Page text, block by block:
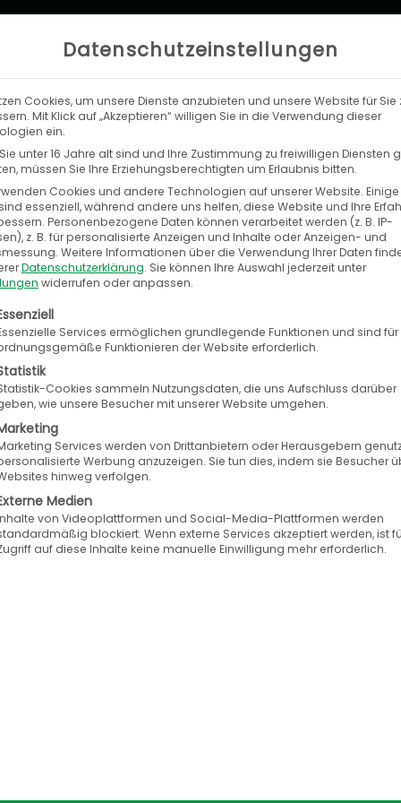
LEISTUNGEN UNTERNEHMEN
GmbH
Center eBusiness & Portale der
fokussiert sich auf den Aufbau
sowie im Automobilteilehandel (neu und
CMS, Shop/PartShop, RecyclerEdition,
Teilehandel das volle Spektrum der
Zusammenarbeit konnten viele
KUMAsoft GmbH
Datenschutzeinstellungen
Cookies, um unsere Dienste anzubieten und unsere Website für Sie
Mit Klick auf „Akzeptieren“ willigen Sie in die Verwendung dieser
ein.
unter 16 Jahre alt sind und Ihre Zustimmung zu freiwilligen Diensten
müssen Sie Ihre Erziehungsberechtigten um Erlaubnis bitten.
Cookies und andere Technologien auf unserer Website.
essenziell, während andere uns helfen, diese Website und Ihre
Personenbezogene Daten können verarbeitet werden (z. B. IP-
z. B. für personalisierte Anzeigen und Inhalte oder Anzeigen- und
Weitere Informationen über die Verwendung Ihrer Daten
Datenschutzerklärung. Sie können Ihre Auswahl jederzeit unter
widerrufen oder anpassen.
eine Liste der Service-Gruppen, für die eine
Services ermöglichen grundlegende Funktionen und sind
Funktionieren der Website erforderlich.
Cookies sammeln Nutzungsdaten, die uns Aufschluss darüber
wie unsere Besucher mit unserer Website umgehen.
Services werden von Drittanbietern oder Herausgebern
Werbung anzuzeigen. Sie tun dies, indem sie Besucher
hinweg verfolgen.
Medien
von Videoplattformen und Social-Media-Plattformen werden
blockiert. Wenn externe Services akzeptiert werden, ist
auf diese Inhalte keine manuelle Einwilligung mehr erforderlich.